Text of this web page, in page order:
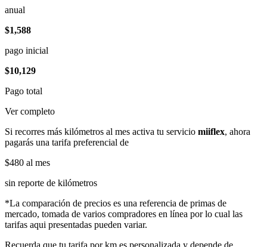
anual
$1,588
pago inicial
$10,129
Pago total
Ver completo
Si recorres más kilómetros al mes activa tu servicio miiflex, ahora
pagarás una tarifa preferencial de
$480 al mes
sin reporte de kilómetros
*La comparación de precios es una referencia de primas de
mercado, tomada de varios compradores en línea por lo cual las
tarifas aqui presentadas pueden variar.
Recuerda que tu tarifa por km es personalizada y depende de